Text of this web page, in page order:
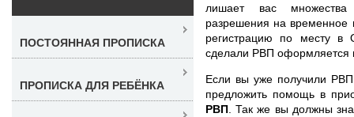
лишает вас
разрешения на временное
регистрацию по месту в
сделали РВП оформляется
Если вы уже получили
предложить помощь в
РВП . Так же вы должны
ПОСТОЯННАЯ ПРОПИСКА
ПРОПИСКА ДЛЯ РЕБЁНКА